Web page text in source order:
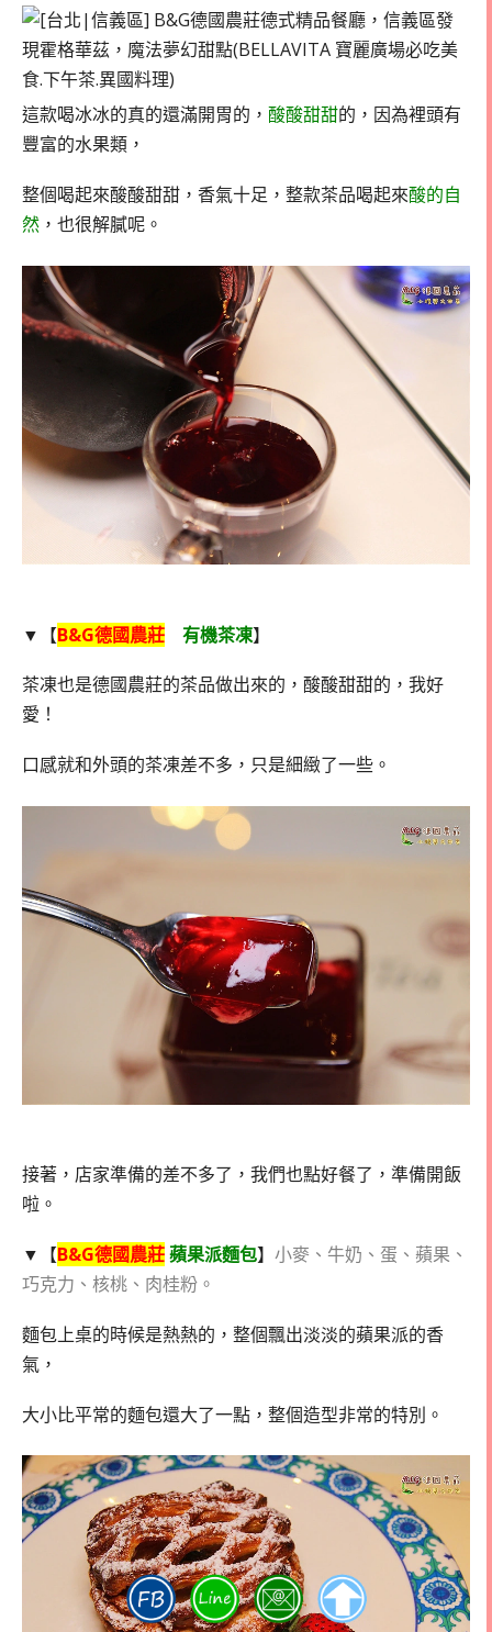
這款喝冰冰的真的還滿開胃的， 酸酸甜甜的，因為裡頭有
豐富的水果類，
整個喝起來酸酸甜甜，香氣十足，整款茶品喝起來酸的自
然 ，也很解膩呢。
▼【B&G德國農莊 有機茶凍】
茶凍也是德國農莊的茶品做出來的，酸酸甜甜的，我好
愛！
口感就和外頭的茶凍差不多，只是細緻了一些。
接著，店家準備的差不多了，我們也點好餐了，準備開飯
啦。
▼【B&G德國農莊蘋果派麵包】 小麥、牛奶、蛋、蘋果、
巧克力、核桃、肉桂粉。
麵包上桌的時候是熱熱的，整個飄出淡淡的蘋果派的香
氣，
大小比平常的麵包還大了一點，整個造型非常的特別。